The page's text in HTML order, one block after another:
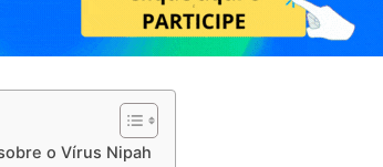
o Vírus Nipah